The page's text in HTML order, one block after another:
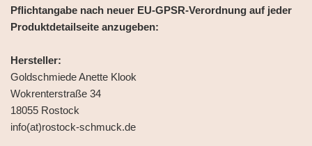
Pflichtangabe nach neuer EU-GPSR-Verordnung auf jeder
Produktdetailseite anzugeben:
Hersteller:
Goldschmiede Anette Klook
Wokrenterstraße 34
18055 Rostock
info(at)rostock-schmuck.de